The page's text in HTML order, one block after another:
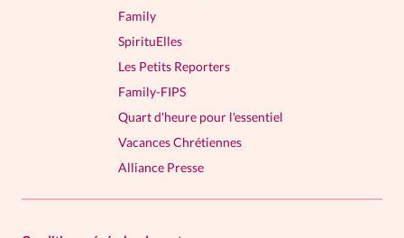
Family
SpirituElles
Les Petits Reporters
Family-FIPS
Quart d'heure pour l'essentiel
Vacances Chrétiennes
Alliance Presse